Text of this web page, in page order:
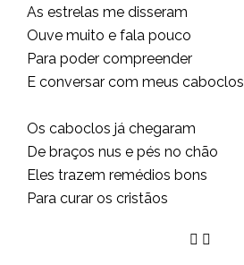
As estrelas me disseram
Ouve muito e fala pouco
Para poder compreender
E conversar com meus caboclos
Os caboclos já chegaram
De braços nus e pés no chão
Eles trazem remédios bons
Para curar os cristãos